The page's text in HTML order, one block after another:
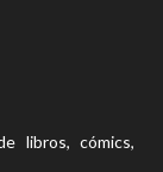
libros, cómics,